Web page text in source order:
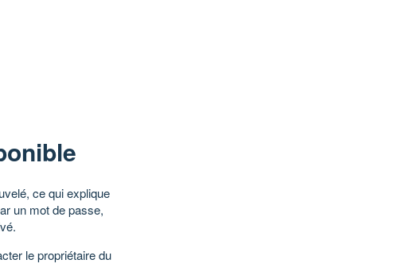
ce qui explique
un mot de passe,
le propriétaire du